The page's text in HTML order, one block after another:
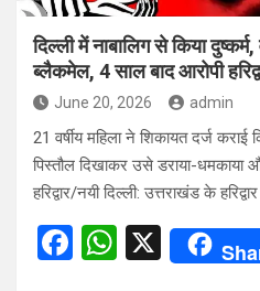
दिल्ली में नाबालिग से किया
ब्लैकमेल, 4 साल बाद आरोपी
June 20, 2026 admin
21 वर्षीय महिला ने शिकायत दर्ज
पिस्तौल दिखाकर उसे डराया-धमकाया
हरिद्वार/नयी दिल्ली: उत्तराखंड के
F
W X